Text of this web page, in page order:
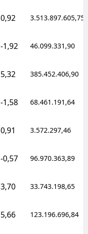
0,92 3.513.897.605,75
-1,92 46.099.331,90
5,32 385.452.406,90
-1,58 68.461.191,64
0,91 3.572.297,46
-0,57 96.970.363,89
3,70 33.743.198,65
5,66 123.196.696,84